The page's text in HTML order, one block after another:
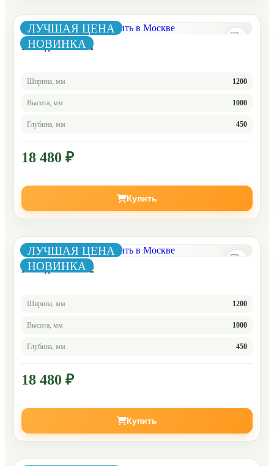
ЛУЧШАЯ ЦЕНА
НОВИНКА
Комод Челси 2-1
Ширина, мм 1200
Высота, мм 1000
Глубина, мм 450
18 480 ₽
Купить
ЛУЧШАЯ ЦЕНА
НОВИНКА
Комод Челси 2-2
Ширина, мм 1200
Высота, мм 1000
Глубина, мм 450
18 480 ₽
Купить